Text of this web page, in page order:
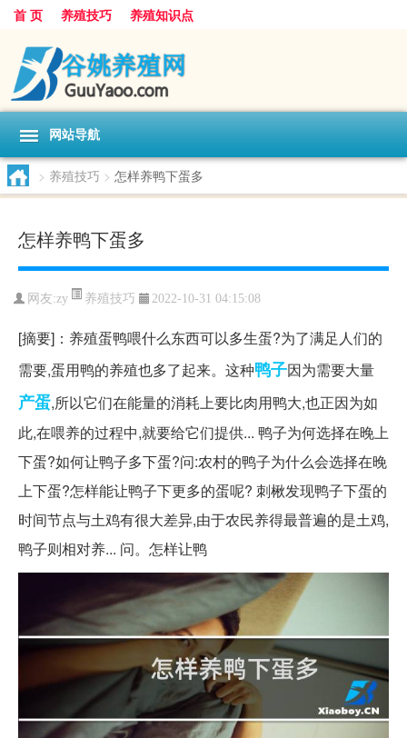
首 页 养殖技巧 养殖知识点
网站导航
> 养殖技巧 > 怎样养鸭下蛋多
怎样养鸭下蛋多
网友:zy 养殖技巧 2022-10-31 04:15:08
[摘要]：养殖蛋鸭喂什么东西可以多生蛋?为了满足人们的
需要,蛋用鸭的养殖也多了起来。这种鸭子因为需要大量
产蛋,所以它们在能量的消耗上要比肉用鸭大,也正因为如
此,在喂养的过程中,就要给它们提供... 鸭子为何选择在晚上
下蛋?如何让鸭子多下蛋?问:农村的鸭子为什么会选择在晚
上下蛋?怎样能让鸭子下更多的蛋呢? 刺楸发现鸭子下蛋的
时间节点与土鸡有很大差异,由于农民养得最普遍的是土鸡,
鸭子则相对养... 问。怎样让鸭